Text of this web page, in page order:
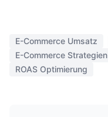
E-Commerce Umsatz
E-Commerce Strategien
ROAS Optimierung